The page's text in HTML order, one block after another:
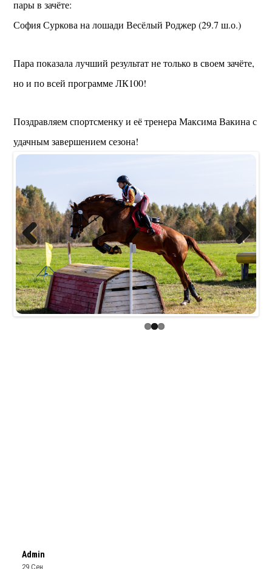
пары в зачёте:
София Суркова на лошади Весёлый Роджер (29.7 ш.о.)
Пара показала лучший результат не только в своем зачёте,
но и по всей программе ЛК100!
Поздравляем спортсменку и её тренера Максима Вакина с
удачным завершением сезона!
Previous Next
Admin
29 Сен